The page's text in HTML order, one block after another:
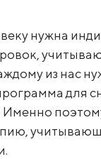
нужна
из нас
для